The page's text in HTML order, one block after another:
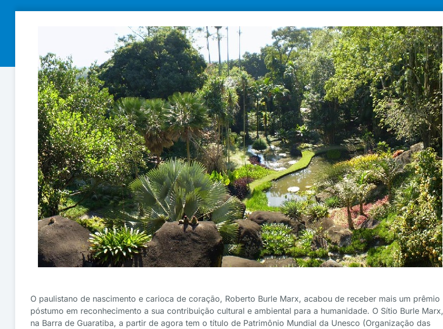
O paulistano de nascimento e carioca de coração, Roberto Burle Marx, acabou de receber mais um prêmio
póstumo em reconhecimento a sua contribuição cultural e ambiental para a humanidade. O Sítio Burle Marx,
na Barra de Guaratiba, a partir de agora tem o título de Patrimônio Mundial da Unesco (Organização das